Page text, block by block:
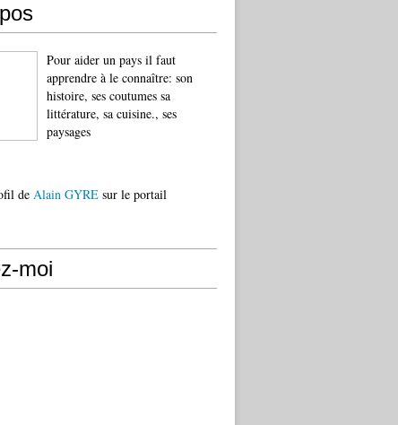
Pour aider un pays il faut
apprendre à le connaître: son
histoire, ses coutumes sa
littérature, sa cuisine., ses
paysages
de Alain GYRE sur le portail
moi